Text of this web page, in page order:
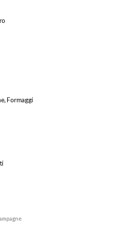
Formaggi